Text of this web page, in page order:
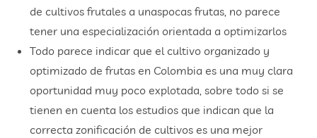
de cultivos frutales a unaspocas frutas, no parece
tener una especialización orientada a optimizarlos
Todo parece indicar que el cultivo organizado y
optimizado de frutas en Colombia es una muy clara
oportunidad muy poco explotada, sobre todo si se
tienen en cuenta los estudios que indican que la
correcta zonificación de cultivos es una mejor